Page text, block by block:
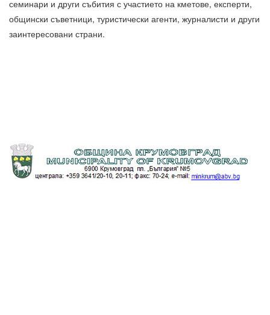
семинари и други събития с участието на кметове, експерти,
общински съветници, туристически агенти, журналисти и други
заинтересовани страни.